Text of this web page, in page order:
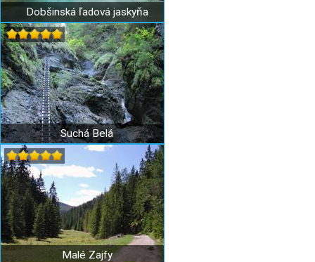
Dobšinská ľadová jaskyňa
Suchá Belá
Malé Zajfy